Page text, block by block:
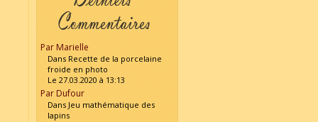
Par Marielle
Dans Recette de la porcelaine
froide en photo
Le 27.03.2020 à 13:13
Par Dufour
Dans Jeu mathématique des
lapins